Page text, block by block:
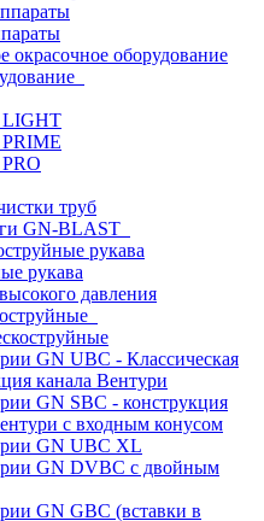
оборудование
LIGHT
труб
GN-BLAST
рукава
рукава
давления
GN UBC - Классическая
канала Вентури
GN SBC - конструкция
c входным конусом
GN UBC XL
GN DVBC с двойным
GN GBC (вставки в